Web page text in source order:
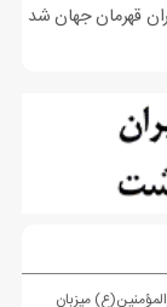
قهرمان جهان شد